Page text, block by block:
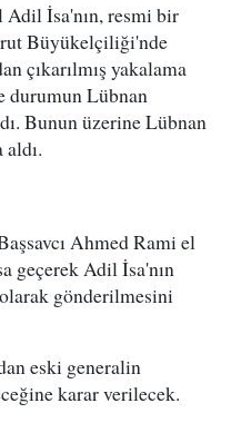
Adil İsa'nın, resmi bir
Büyükelçiliği'nde
çıkarılmış yakalama
durumun Lübnan
Bunun üzerine Lübnan
Ahmed Rami el
geçerek Adil İsa'nın
gönderilmesini
eski generalin
karar verilecek.